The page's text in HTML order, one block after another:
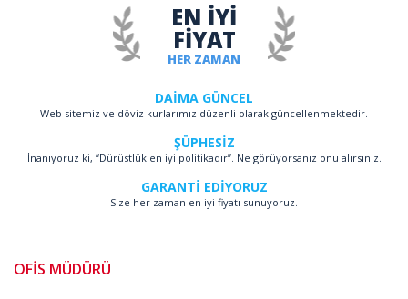
HER ZAMAN
EN İYİ
FİYAT
DAİMA GÜNCEL
Web sitemiz ve döviz kurlarımız düzenli olarak güncellenmektedir.
ŞÜPHESİZ
İnanıyoruz ki, “Dürüstlük en iyi politikadır”. Ne görüyorsanız onu alırsınız.
GARANTİ EDİYORUZ
Size her zaman en iyi fiyatı sunuyoruz.
OFİS MÜDÜRÜ